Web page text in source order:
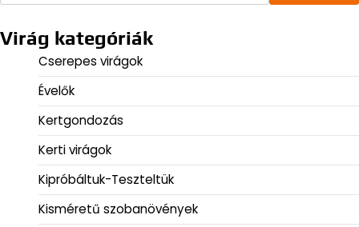
Virág kategóriák
Cserepes virágok
Évelők
Kertgondozás
Kerti virágok
Kipróbáltuk-Teszteltük
Kisméretű szobanövények